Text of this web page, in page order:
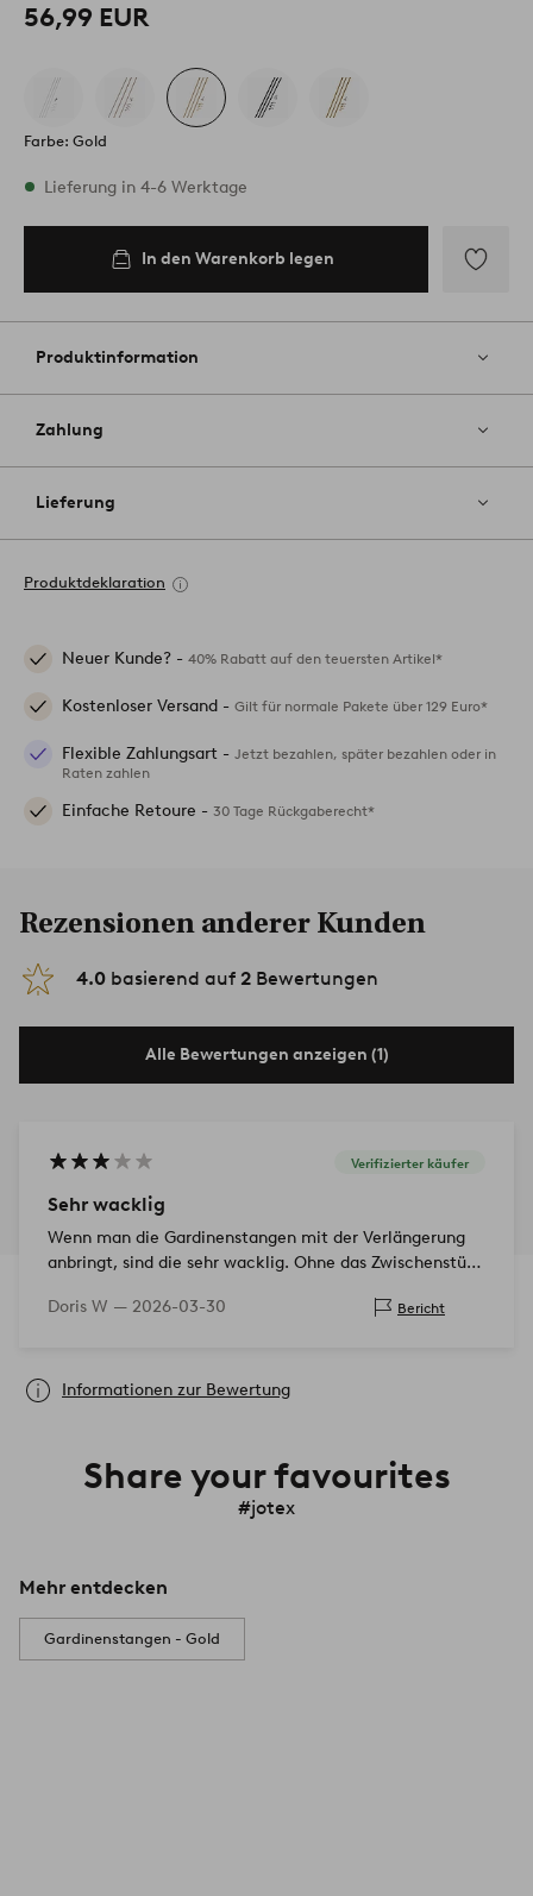
56,99 EUR
Farbe: Gold
Vorrätig
Lieferung in 4-6 Werktage
In den Warenkorb legen
Favoriten
Produktinformation
Zahlung
Lieferung
Produktdeklaration
Neuer Kunde? - 40% Rabatt auf den teuersten Artikel*
Kostenloser Versand - Gilt für normale Pakete über 129 Euro*
Flexible Zahlungsart - Jetzt bezahlen, später bezahlen oder in
Raten zahlen
Einfache Retoure - 30 Tage Rückgaberecht*
Rezensionen anderer Kunden
4.0 basierend auf 2 Bewertungen
Alle Bewertungen anzeigen (1)
Verifizierter käufer
Sehr wacklig
Wenn man die Gardinenstangen mit der Verlängerung
anbringt, sind die sehr wacklig. Ohne das Zwischenstück
Doris W — 2026-03-30 Bericht
Informationen zur Bewertung
Share your favourites
#jotex
Mehr entdecken
Gardinenstangen - Gold